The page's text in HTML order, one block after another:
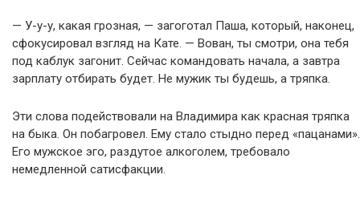
— У-у-у, какая грозная, — загоготал Паша, который, наконец,
сфокусировал взгляд на Кате. — Вован, ты смотри, она тебя
под каблук загонит. Сейчас командовать начала, а завтра
зарплату отбирать будет. Не мужик ты будешь, а тряпка.
Эти слова подействовали на Владимира как красная тряпка
на быка. Он побагровел. Ему стало стыдно перед «пацанами».
Его мужское эго, раздутое алкоголем, требовало
немедленной сатисфакции.